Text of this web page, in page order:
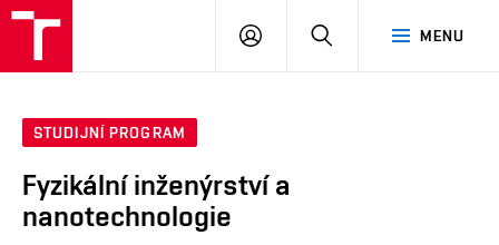
MENU
PŘIHLÁSIT
STUDIJNÍ PROGRAM
Fyzikální inženýrství a
nanotechnologie